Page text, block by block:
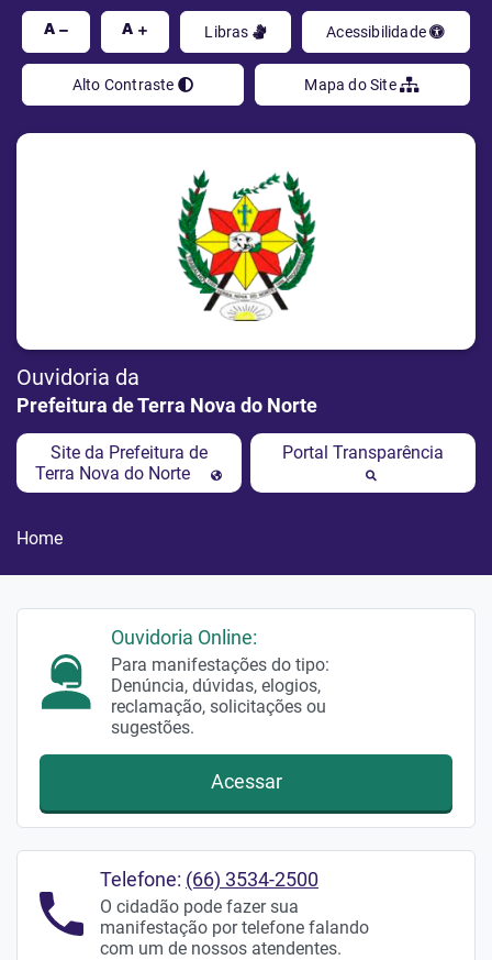
A A Libras Acessibilidade
Alto Contraste Mapa do Site
Ouvidoria da
Prefeitura de Terra Nova do Norte
Site da Prefeitura de
Terra Nova do Norte
Portal Transparência
Home
Ouvidoria Online:
Para manifestações do tipo:
Denúncia, dúvidas, elogios,
reclamação, solicitações ou
sugestões.
Acessar
Telefone: (66) 3534-2500
O cidadão pode fazer sua
manifestação por telefone falando
com um de nossos atendentes.